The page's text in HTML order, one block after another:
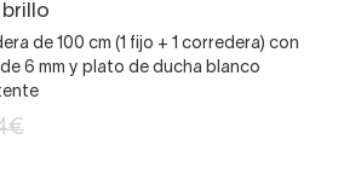
de 100 cm (1 fijo + 1 corredera) con
6 mm y plato de ducha blanco